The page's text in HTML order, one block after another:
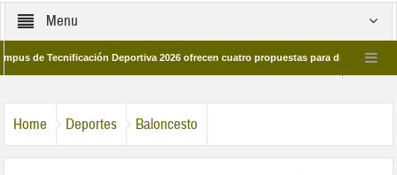
Menu
Tecnificación Deportiva 2026 ofrecen cuatro propuestas para disfrutar del deporte
Home Deportes Baloncesto